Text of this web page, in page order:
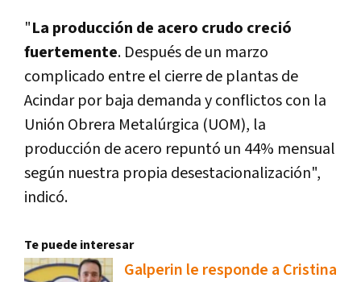
"La producción de acero crudo creció
fuertemente. Después de un marzo
complicado entre el cierre de plantas de
Acindar por baja demanda y conflictos con la
Unión Obrera Metalúrgica (UOM), la
producción de acero repuntó un 44% mensual
según nuestra propia desestacionalización",
indicó.
Te puede interesar
Galperin le responde a Cristina